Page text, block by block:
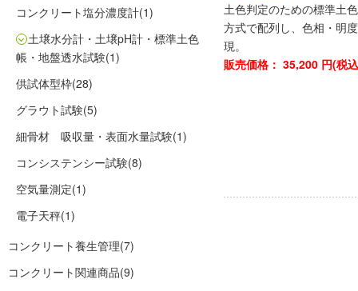
コンクリート塩分濃度計(1)
土壌水分計・土壌pH計・標準土色
帳・地盤透水試験(1)
供試体型枠(28)
グラウト試験(5)
細骨材 吸収量・表面水量試験(1)
コンシステンシー試験(8)
空気量測定(1)
電子天秤(1)
コンクリート養生管理(7)
コンクリート関連商品(9)
土色判定のための標準土
方式で配列し、色相・明
現。
販売価格： 35,200 円(税